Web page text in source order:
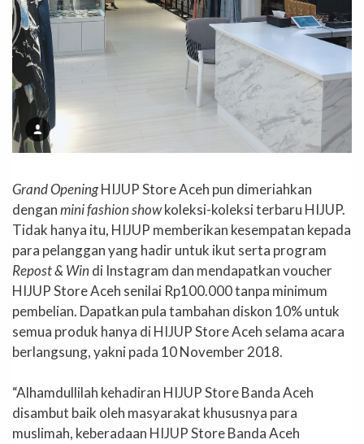
Grand OpeningHIJUP Store Aceh pun dimeriahkan
denganmini fashion showkoleksi-koleksi terbaru HIJUP.
Tidak hanya itu, HIJUP memberikan kesempatan kepada
para pelanggan yang hadir untuk ikut serta program
Repost & Win di Instagram dan mendapatkan voucher
HIJUP Store Aceh senilai Rp100.000 tanpa minimum
pembelian. Dapatkan pula tambahan diskon 10% untuk
semua produk hanya di HIJUP Store Aceh selama acara
berlangsung, yakni pada 10 November 2018.
“Alhamdullilah kehadiran HIJUP Store Banda Aceh
disambut baik oleh masyarakat khususnya para
muslimah, keberadaan HIJUP Store Banda Aceh